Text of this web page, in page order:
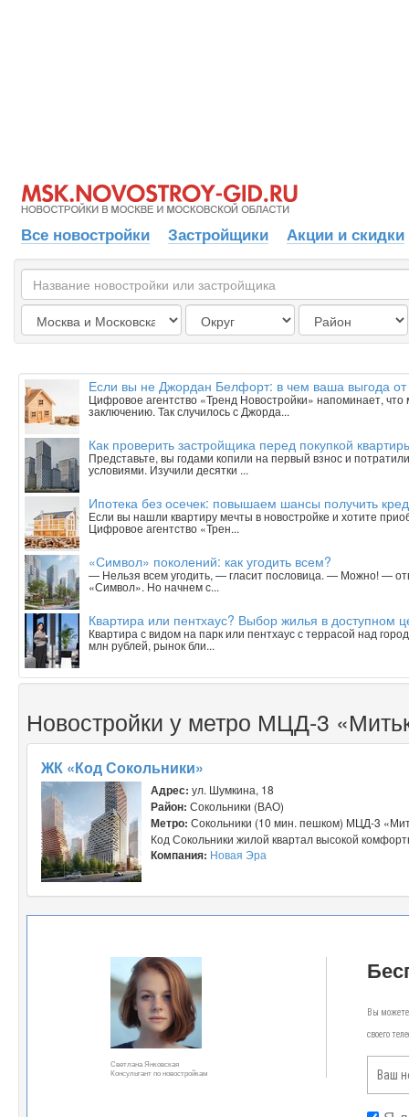
Все новостройки Застройщики Акции и скидки
Если вы не Джордан Белфорт: в чем ваша выгода от
Цифровое агентство «Тренд Новостройки» напоминает,
заключению. Так случилось с Джорда...
Как проверить застройщика перед покупкой
Представьте, вы годами копили на первый взнос и
условиями. Изучили десятки ...
Ипотека без осечек: повышаем шансы получить
Если вы нашли квартиру мечты в новостройке и хотите
Цифровое агентство «Трен...
«Символ» поколений: как угодить всем?
— Нельзя всем угодить, — гласит пословица. — Можно! —
«Символ». Но начнем с...
Квартира или пентхаус? Выбор жилья в доступном
Квартира с видом на парк или пентхаус с террасой над
млн рублей, рынок бли...
Новостройки у метро МЦД-3
ЖК «Код Сокольники»
Адрес: ул. Шумкина, 18
Район: Сокольники (ВАО)
Метро: Сокольники (10 мин. пешком) МЦД-3
Код Сокольники жилой квартал высокой
Компания: Новая Эра
Светлана Янковская
Консультант по новостройкам
Вы
своего